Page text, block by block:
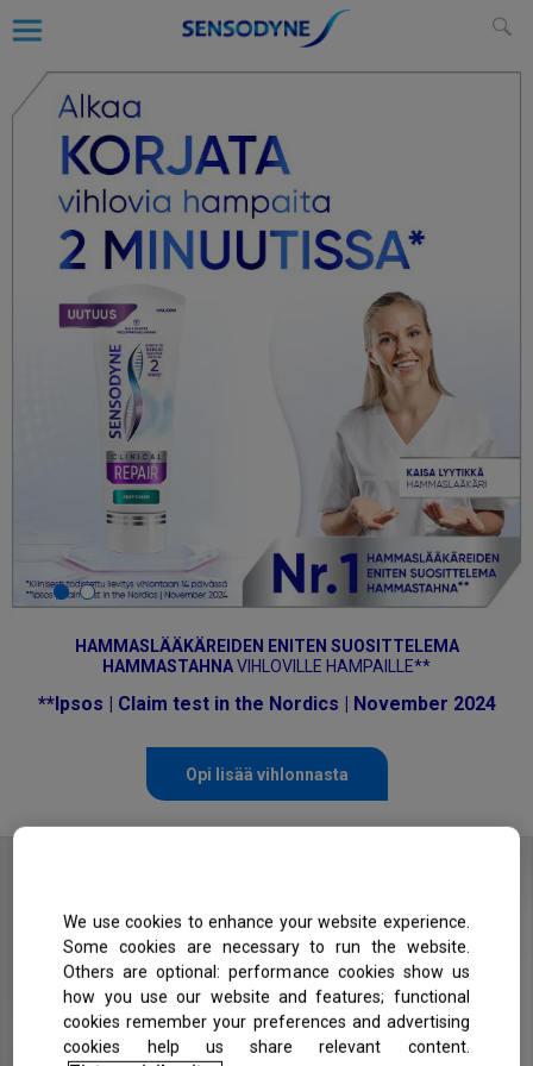
HAMMASLÄÄKÄREIDEN ENITEN SUOSITTELEMA
HAMMASTAHNAVIHLOVILLE HAMPAILLE**
**Ipsos | Claim test in the Nordics | November 2024
Opi lisää vihlonnasta
We use cookies to enhance your website experience.
Some cookies are necessary to run the website.
Others are optional: performance cookies show us
how you use our website and features; functional
cookies remember your preferences and advertising
cookies help us share relevant content.